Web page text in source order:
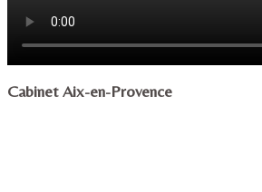
Cabinet Aix-en-Provence